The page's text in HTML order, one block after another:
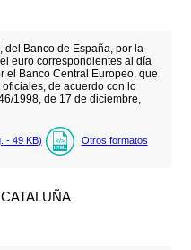
del Banco de España, por la
euro correspondientes al día
el Banco Central Europeo, que
de acuerdo con lo
1998, de 17 de diciembre,
- 49 KB) Otros formatos